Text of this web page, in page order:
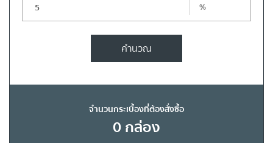
%
คำนวณ
จำนวนกระเบื้องที่ต้องสั่งซื้อ
0กล่อง